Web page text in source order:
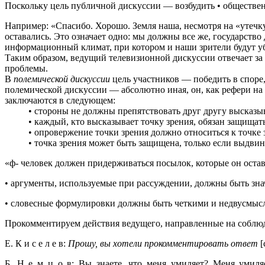
Поскольку цель публичной дискуссии — возбудить •
Например: «Спасибо. Хорошо. Земля наша, несмотря на
оставались. Это означает одно: мы должны все же,
информационный климат, при котором и наши зрители будут
Таким образом, ведущий телевизионной дискуссии отвечает
проблемы.
В полемической дискуссии цель участников — победить в
полемической дискуссии — абсолютно иная, он, как рефери
заключаются в следующем:
• стороны не должны препятствовать друг другу
• каждый, кто высказывает точку зрения, обязан
• опровержение точки зрения должно относиться к
• точка зрения может быть защищена, только если
«ф- человек должен придерживаться посылок, которые он
• аргументы, используемые при рассуждении, должны быть
• словесные формулировки должны быть четкими и
Прокомментируем действия ведущего, направленные на
Е. К и с е л е в: Прошу, вы хотели прокомментировать ответ